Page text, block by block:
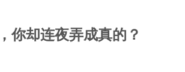
你却连夜弄成真的？